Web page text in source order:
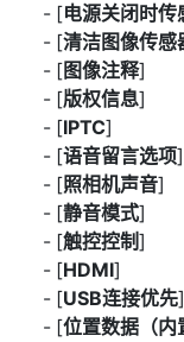
[电源关闭时
[清洁图像传感
[图像注释]
[版权信息]
[IPTC]
[语音留言选项]
[照相机声音]
[静音模式]
[触控控制]
[HDMI]
[USB连接优先]
[位置数据（内